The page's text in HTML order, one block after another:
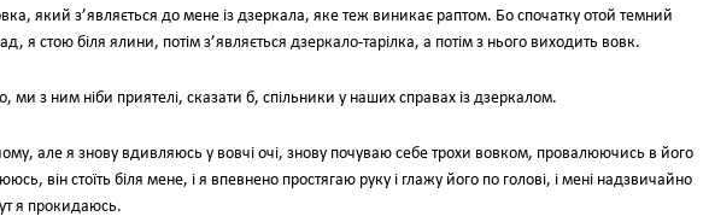
який з’являється до мене із дзеркала, яке теж виникає раптом. Бо спочатку отой темний
я стою біля ялини, потім з’являється дзеркало-тарілка, а потім з нього виходить вовк.
ми з ним ніби приятелі, сказати б, спільники у наших справах із дзеркалом.
але я знову вдивляюсь у вовчі очі, знову почуваю себе трохи вовком, провалюючись в його
він стоїть біля мене, і я впевнено простягаю руку і глажу його по голові, і мені надзвичайно
я прокидаюсь.